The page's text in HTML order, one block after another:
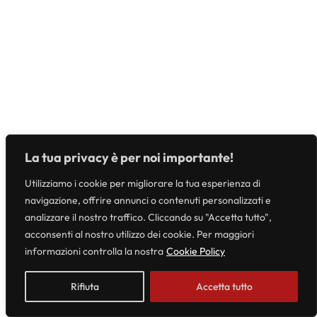
La tua privacy è per noi importante!
Utilizziamo i cookie per migliorare la tua esperienza di
navigazione, offrire annunci o contenuti personalizzati e
analizzare il nostro traffico. Cliccando su "Accetta tutto",
acconsenti al nostro utilizzo dei cookie. Per maggiori
informazioni controlla la nostra Cookie Policy
Rifiuta Accetta tutto